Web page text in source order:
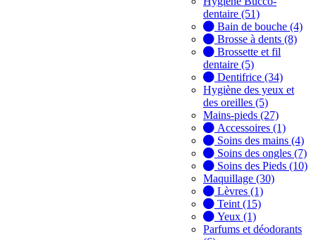
dentaire (51)
Bain de bouche (4)
Brosse à dents (8)
Brossette et fil
dentaire (5)
Dentifrice (34)
Hygiène des yeux et
des oreilles (5)
Mains-pieds (27)
Accessoires (1)
Soins des mains (4)
Soins des ongles (7)
Soins des Pieds (10)
Maquillage (30)
Lèvres (1)
Teint (15)
Yeux (1)
Parfums et déodorants